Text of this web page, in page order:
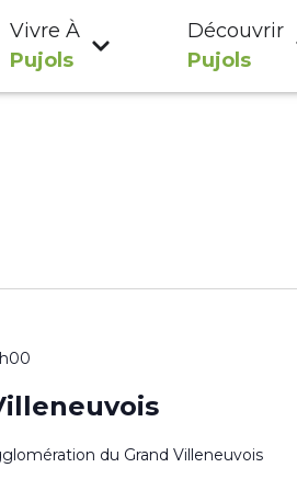
Vivre À
Pujols
Découvrir
Pujols
du Grand Villeneuvois